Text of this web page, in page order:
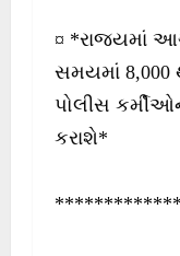
¤ *રાજ્યમાં
સમયમાં 8,000
પોલીસ
કરાશે*